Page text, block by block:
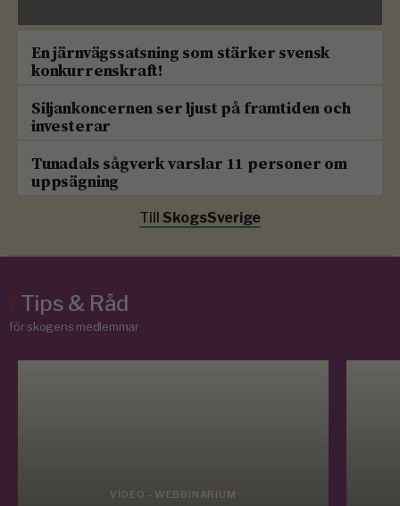
En järnvägssatsning som stärker svensk
konkurrenskraft!
Siljankoncernen ser ljust på framtiden och
investerar
Tunadals sågverk varslar 11 personer om
uppsägning
Till SkogsSverige
/Tips & Råd
för skogens medlemmar
VIDEO - WEBBINARIUM